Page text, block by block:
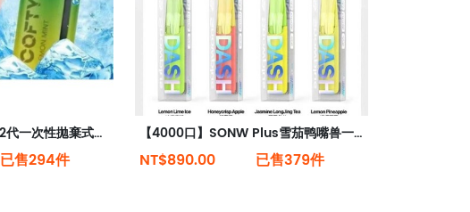
【7000口】COFTY 2代一次性拋棄式電子菸 16種口味 可充電（現貨秒發）
已售294件
【4000口】SONW Plus雪茄鸭嘴兽一次性小煙
NT$890.00 已售379件